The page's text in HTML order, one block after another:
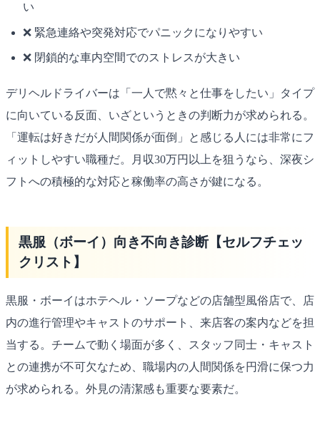
い
❌ 緊急連絡や突発対応でパニックになりやすい
❌ 閉鎖的な車内空間でのストレスが大きい
デリヘルドライバーは「一人で黙々と仕事をしたい」タイプ
に向いている反面、いざというときの判断力が求められる。
「運転は好きだが人間関係が面倒」と感じる人には非常にフ
ィットしやすい職種だ。月収30万円以上を狙うなら、深夜シ
フトへの積極的な対応と稼働率の高さが鍵になる。
黒服（ボーイ）向き不向き診断【セルフチェッ
クリスト】
黒服・ボーイはホテヘル・ソープなどの店舗型風俗店で、店
内の進行管理やキャストのサポート、来店客の案内などを担
当する。チームで動く場面が多く、スタッフ同士・キャスト
との連携が不可欠なため、職場内の人間関係を円滑に保つ力
が求められる。外見の清潔感も重要な要素だ。